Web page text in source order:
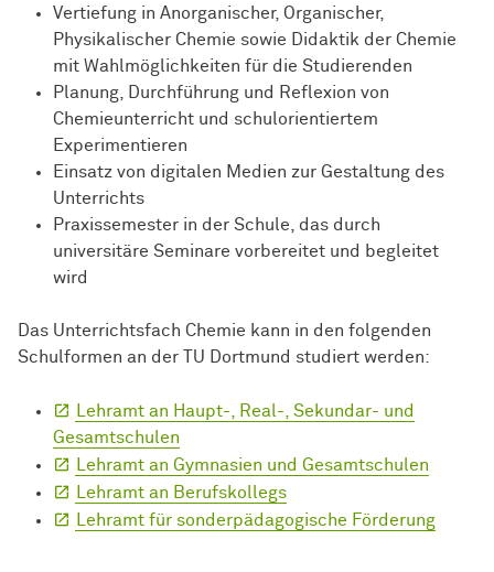
Vertiefung in Anorganischer, Organischer,
Physikalischer Chemie sowie Didaktik der Chemie
mit Wahlmöglichkeiten für die Studierenden
Planung, Durchführung und Reflexion von
Chemieunterricht und schulorientiertem
Experimentieren
Einsatz von digitalen Medien zur Gestaltung des
Unterrichts
Praxissemester in der Schule, das durch
universitäre Seminare vorbereitet und begleitet
wird
Das Unterrichtsfach Chemie kann in den folgenden
Schulformen an der TU Dortmund studiert werden:
Lehramt an Haupt-, Real-, Sekundar- und
Gesamtschulen
Lehramt an Gymnasien und Gesamtschulen
Lehramt an Berufskollegs
Lehramt für sonderpädagogische Förderung